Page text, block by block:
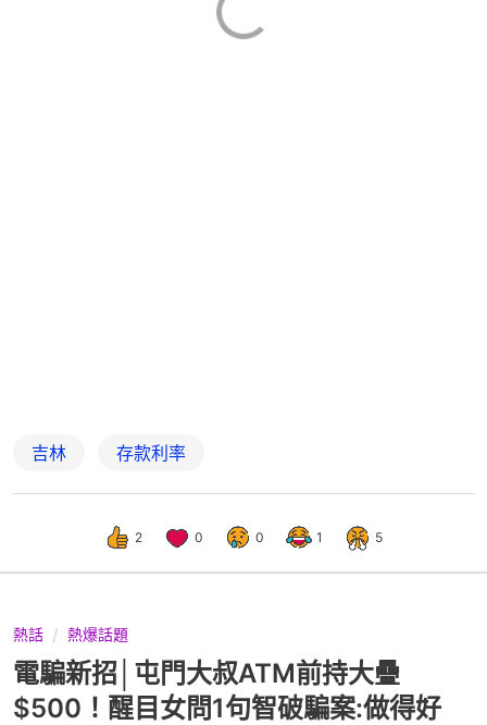
吉林 存款利率
2 0 0 1 5
熱話 熱爆話題
電騙新招│屯門大叔ATM前持大疊
$500！醒目女問1句智破騙案:做得好